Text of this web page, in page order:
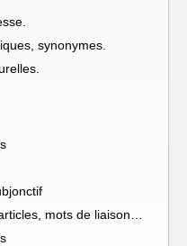
synonymes.
mots de liaison…